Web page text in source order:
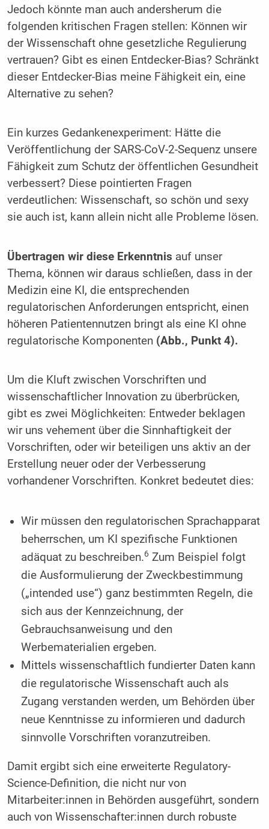
Jedoch könnte man auch andersherum die
folgenden kritischen Fragen stellen: Können wir
der Wissenschaft ohne gesetzliche Regulierung
vertrauen? Gibt es einen Entdecker-Bias? Schränkt
dieser Entdecker-Bias meine Fähigkeit ein, eine
Alternative zu sehen?
Ein kurzes Gedankenexperiment: Hätte die
Veröffentlichung der SARS-CoV-2-Sequenz unsere
Fähigkeit zum Schutz der öffentlichen Gesundheit
verbessert? Diese pointierten Fragen
verdeutlichen: Wissenschaft, so schön und sexy
sie auch ist, kann allein nicht alle Probleme lösen.
Übertragen wir diese Erkenntnis auf unser
Thema, können wir daraus schließen, dass in der
Medizin eine KI, die entsprechenden
regulatorischen Anforderungen entspricht, einen
höheren Patientennutzen bringt als eine KI ohne
regulatorische Komponenten (Abb., Punkt 4).
Um die Kluft zwischen Vorschriften und
wissenschaftlicher Innovation zu überbrücken,
gibt es zwei Möglichkeiten: Entweder beklagen
wir uns vehement über die Sinnhaftigkeit der
Vorschriften, oder wir beteiligen uns aktiv an der
Erstellung neuer oder der Verbesserung
vorhandener Vorschriften. Konkret bedeutet dies:
Wir müssen den regulatorischen Sprachapparat
beherrschen, um KI spezifische Funktionen
adäquat zu beschreiben.6 Zum Beispiel folgt
die Ausformulierung der Zweckbestimmung
(„intended use“) ganz bestimmten Regeln, die
sich aus der Kennzeichnung, der
Gebrauchsanweisung und den
Werbematerialien ergeben.
Mittels wissenschaftlich fundierter Daten kann
die regulatorische Wissenschaft auch als
Zugang verstanden werden, um Behörden über
neue Kenntnisse zu informieren und dadurch
sinnvolle Vorschriften voranzutreiben.
Damit ergibt sich eine erweiterte Regulatory-
Science-Definition, die nicht nur von
Mitarbeiter:innen in Behörden ausgeführt, sondern
auch von Wissenschafter:innen durch robuste